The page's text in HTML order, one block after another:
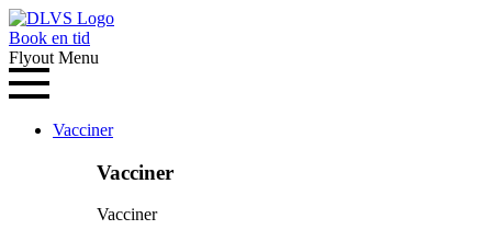
Book en tid
Flyout Menu
Vacciner
Vacciner
Vacciner